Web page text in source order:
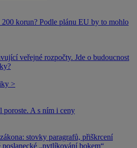
korun? Podle plánu EU by to mohlo
veřejné rozpočty. Jde o budoucnost
>
poroste. A s ním i ceny
stovky paragrafů, přiškrcení
poslanecké „pytlíkování bokem“